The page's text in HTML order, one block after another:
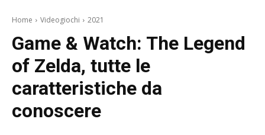
Home Videogiochi 2021
Game & Watch: The Legend
of Zelda, tutte le
caratteristiche da
conoscere